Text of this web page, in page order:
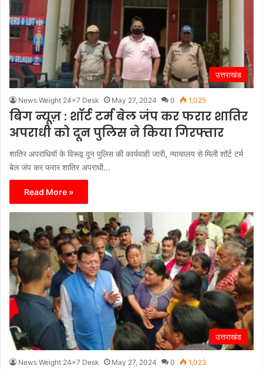
उत्तराखंड
News Weight 24x7 Desk May 27, 2024 0 1,025
बिग न्यूज़ : शॉर्ट टर्म बेल जंप कर फरार शातिर
अपराधी को दून पुलिस ने किया गिरफ्तार
शातिर अपराधियों के विरूद्व दून पुलिस की कार्यवाही जारी, न्यायालय से मिली शॉर्ट टर्म
बेल जंप कर फरार शातिर अपराधी…
Read More »
उत्तराखंड
News Weight 24x7 Desk May 27, 2024 0 1,023